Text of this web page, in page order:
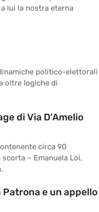
lui la nostra eterna
politico-elettorali
oltre logiche di
di Via D’Amelio
circa 90
– Emanuela Loi,
Patrona e un appello